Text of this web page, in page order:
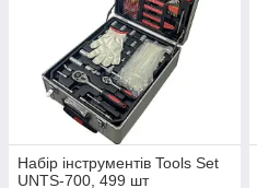
Набір інструментів Tools Set
UNTS-700, 499 шт